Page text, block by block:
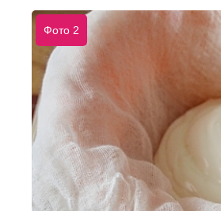
Фото 2